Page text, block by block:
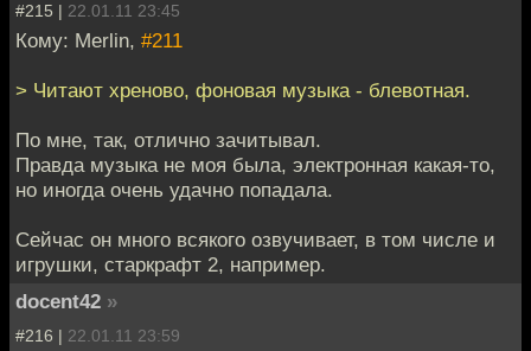
#215 | 22.01.11 23:45
Кому: Merlin, #211
> Читают хреново, фоновая музыка - блевотная.
По мне, так, отлично зачитывал.
Правда музыка не моя была, электронная какая-то,
но иногда очень удачно попадала.
Сейчас он много всякого озвучивает, в том числе и
игрушки, старкрафт 2, например.
docent42 »
#216 | 22.01.11 23:59